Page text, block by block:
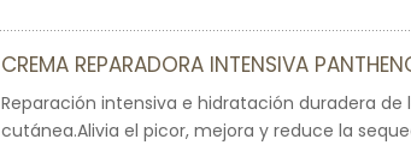
CREMA REPARADORA INTENSIVA
Reparación intensiva e hidratación duradera
cutánea.Alivia el picor, mejora y reduce la